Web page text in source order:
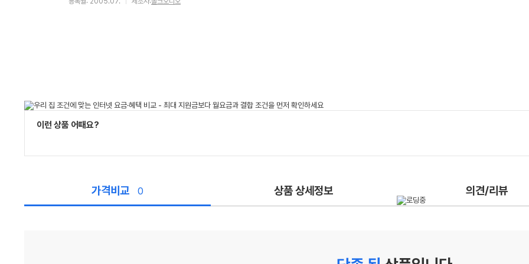
이런 상품 어때요?
가격비교 0 상품 상세정보 의견/리뷰